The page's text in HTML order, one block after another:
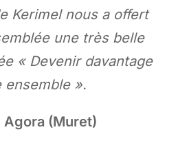
Kerimel nous a offert
une très belle
« Devenir davantage
ensemble ».
Agora (Muret)